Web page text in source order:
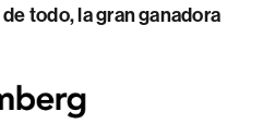
todo, la gran ganadora